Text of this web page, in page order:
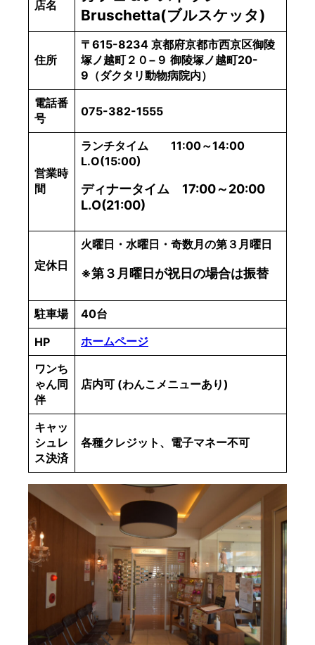
店名
Bruschetta(ブルスケッタ)
住所
〒615-8234 京都府京都市西京区御陵
塚ノ越町２０−９ 御陵塚ノ越町20-
9（ダクタリ動物病院内）
電話番
号
075-382-1555
営業時
間
ランチタイム 11:00～14:00
L.O(15:00)
ディナータイム 17:00～20:00
L.O(21:00)
定休日
火曜日・水曜日・奇数月の第３月曜日
※第３月曜日が祝日の場合は振替
駐車場
40台
HP
ホームページ
ワンち
ゃん同
伴
店内可 (わんこメニューあり)
キャッ
シュレ
ス決済
各種クレジット、電子マネー不可